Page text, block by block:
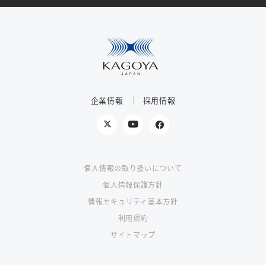
企業情報 採用情報
個人情報の取り扱いについて
個人情報保護方針
情報セキュリティ基本方針
利用規約
サイトマップ